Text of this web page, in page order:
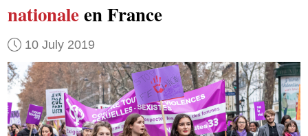
nationaleen France
10 July 2019